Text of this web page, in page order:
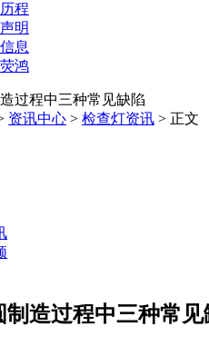
程
明
息
鸿
资讯中心 > 检查灯资讯 > 正文
制造过程中三种常见